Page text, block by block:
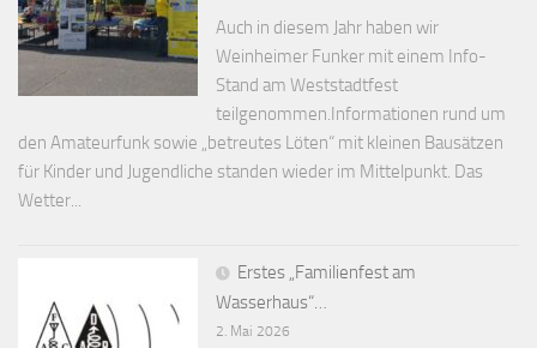
Auch in diesem Jahr haben wir
Weinheimer Funker mit einem Info-
Stand am Weststadtfest
teilgenommen.Informationen rund um
den Amateurfunk sowie „betreutes Löten“ mit kleinen Bausätzen
für Kinder und Jugendliche standen wieder im Mittelpunkt. Das
Wetter...
Erstes „Familienfest am
Wasserhaus“…
2. Mai 2026